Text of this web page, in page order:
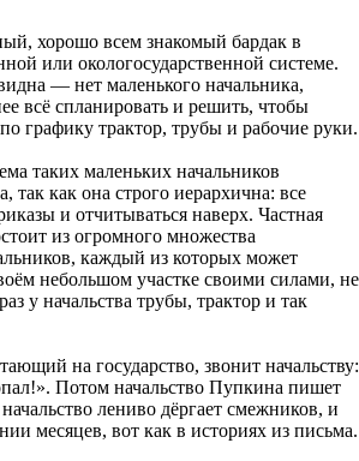
хорошо всем знакомый бардак в
или окологосударственной системе.
— нет маленького начальника,
всё спланировать и решить, чтобы
графику трактор, трубы и рабочие руки.
таких маленьких начальников
так как она строго иерархична: все
и отчитываться наверх. Частная
из огромного множества
каждый из которых может
небольшом участке своими силами, не
у начальства трубы, трактор и так
на государство, звонит начальству:
Потом начальство Пупкина пишет
лениво дёргает смежников, и
месяцев, вот как в историях из письма.